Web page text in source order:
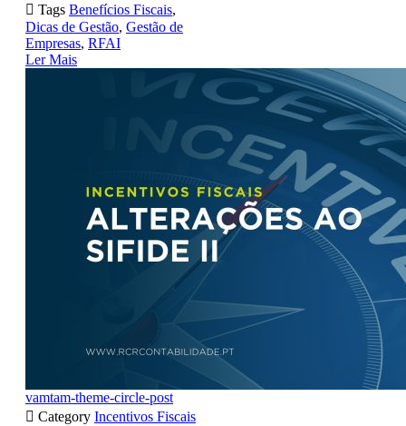
 Tags Benefícios Fiscais,
Dicas de Gestão, Gestão de
Empresas, RFAI
Ler Mais
vamtam-theme-circle-post
 Category Incentivos Fiscais